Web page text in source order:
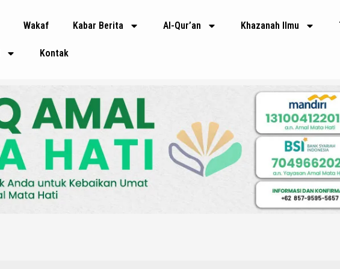
Wakaf Kabar Berita Al-Qur’an Khazanah Ilmu
Kontak